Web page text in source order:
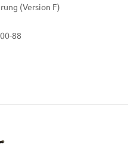
(Version F)
88